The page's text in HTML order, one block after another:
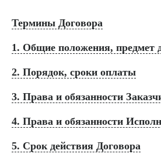
Термины Договора
1. Общие положения, предмет
2. Порядок, сроки оплаты
3. Права и обязанности
4. Права и обязанности
5. Срок действия Договора